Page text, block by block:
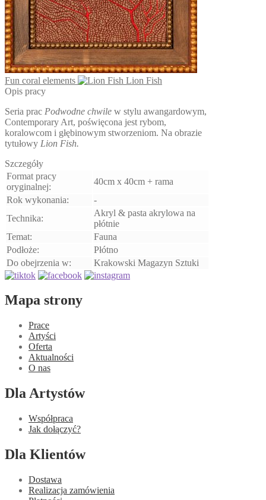
Fun coral elements
Lion Fish
Opis pracy
Seria prac Podwodne chwile w stylu awangardowym,
Contemporary Art, poświęcona jest rybom,
koralowcom i głębinowym stworzeniom. Na obrazie
tytułowy Lion Fish.
Szczegóły
Format pracy
oryginalnej:
40cm x 40cm + rama
Rok wykonania:
-
Technika:
Akryl & pasta akrylowa na
płótnie
Temat:
Fauna
Podłoże:
Płótno
Do obejrzenia w:
Krakowski Magazyn Sztuki
Mapa strony
Prace
Artyści
Oferta
Aktualności
O nas
Dla Artystów
Współpraca
Jak dołączyć?
Dla Klientów
Dostawa
Realizacja zamówienia